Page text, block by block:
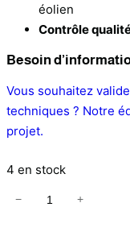
éolien
Contrôle
Besoin
Vous souhaitez
techniques ? Notre
projet.
4 en stock
− +